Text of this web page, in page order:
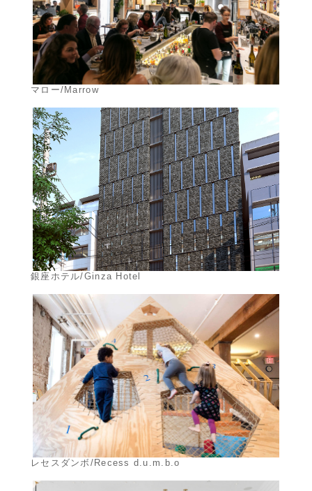
マロー/Marrow
銀座ホテル/Ginza Hotel
レセスダンボ/Recess d.u.m.b.o